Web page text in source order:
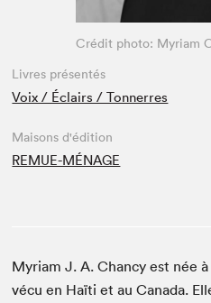
Crédit photo: Myriam
Livres présentés
Voix / Éclairs / Tonnerres
Maisons d'édition
REMUE-MÉNAGE
Myriam J. A. Chancy est née
vécu en Haïti et au Canada.